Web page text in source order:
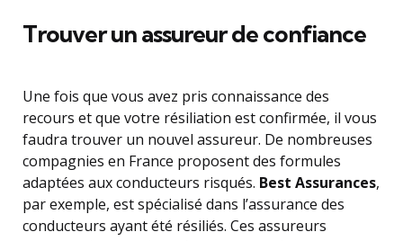
Trouver un assureur de confiance
Une fois que vous avez pris connaissance des
recours et que votre résiliation est confirmée, il vous
faudra trouver un nouvel assureur. De nombreuses
compagnies en France proposent des formules
adaptées aux conducteurs risqués. Best Assurances,
par exemple, est spécialisé dans l’assurance des
conducteurs ayant été résiliés. Ces assureurs